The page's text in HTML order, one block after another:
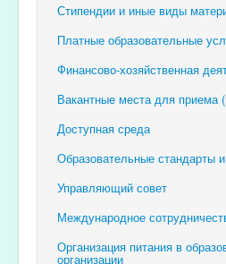
Стипендии и иные виды
Платные образовательные
Финансово-хозяйственная
Вакантные места для приема
Доступная среда
Образовательные стандарты
Управляющий совет
Международное
Организация питания в
организации